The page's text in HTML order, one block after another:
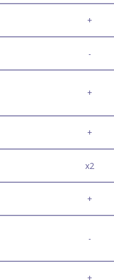
+
-
+
+
x2
+
-
+